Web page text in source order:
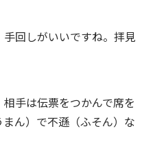
回しがいいですね。拝見
手は伝票をつかんで席を
ん）で不遜（ふそん）な